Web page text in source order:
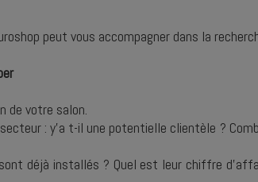
peut vous accompagner dans la
de votre salon.
: y’a t-il une potentielle clientèle ?
déjà installés ? Quel est leur chiffre